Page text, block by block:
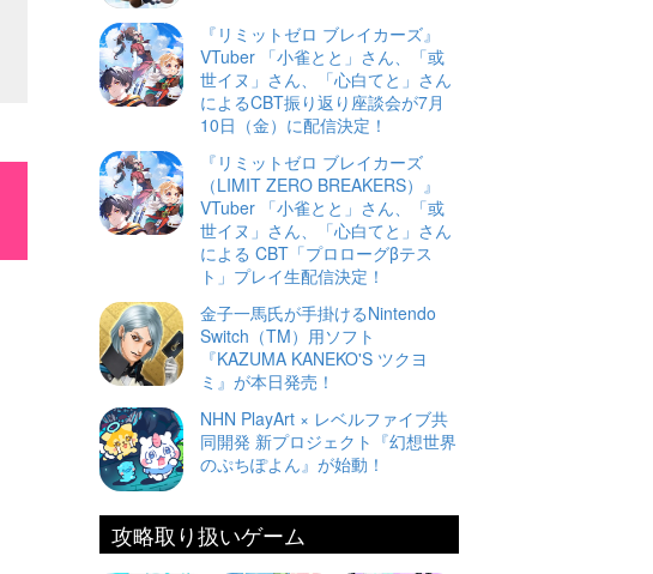
『リミットゼロ ブレイカーズ』
VTuber 「小雀とと」さん、「或
世イヌ」さん、「心白てと」さん
によるCBT振り返り座談会が7月
10日（金）に配信決定！
『リミットゼロ ブレイカーズ
（LIMIT ZERO BREAKERS）』
VTuber 「小雀とと」さん、「或
世イヌ」さん、「心白てと」さん
による CBT「プロローグβテス
ト」プレイ生配信決定！
金子一馬氏が手掛けるNintendo
Switch（TM）用ソフト
『KAZUMA KANEKO'S ツクヨ
ミ』が本日発売！
NHN PlayArt × レベルファイブ共
同開発 新プロジェクト『幻想世界
のぷちぽよん』が始動！
攻略取り扱いゲーム